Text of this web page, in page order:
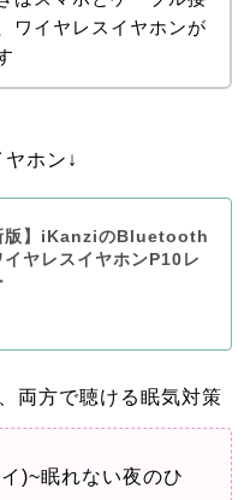
ワイヤレス イヤホンが
ホン↓
版】iKanziのBluetooth
イヤレスイヤホンP10レ
両方で聴ける眠気対策
)~眠れない夜のひ